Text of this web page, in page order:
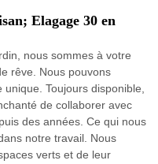
Elagage 30 en
nous sommes à votre
rêve. Nous pouvons
Toujours disponible,
de collaborer avec
des années. Ce qui nous
notre travail. Nous
verts et de leur